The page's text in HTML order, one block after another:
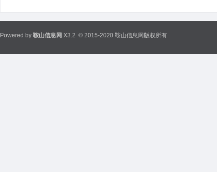
Powered by 鞍山信息网 X3.2 © 2015-2020 鞍山信息网版权所有